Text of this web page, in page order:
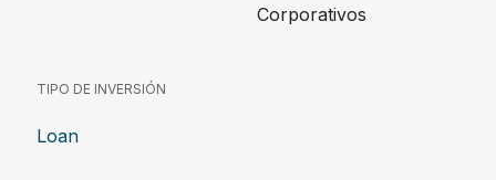
Corporativos
TIPO DE INVERSIÓN
Loan